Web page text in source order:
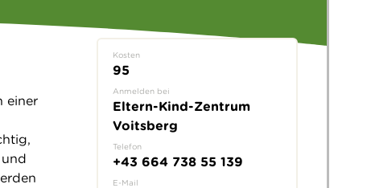
einer
Kosten
95
Anmelden bei
Eltern-Kind-Zentrum
Voitsberg
Telefon
+43 664 738 55 139
E-Mail